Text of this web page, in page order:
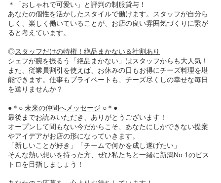
＊「おしゃれで可愛い」と評判の制服貸与！
あなたの個性を活かしたスタイルで働けます。スタッフが自分ら
しく、楽しく働いていることが、お店の良い雰囲気づくりに繋が
ると考えています。
◎スタッフだけの特権！絶品まかない＆社割あり
シェフが腕を振るう「絶品まかない」はスタッフからも大人気！
また、従業員割引を使えば、お休みの日もお得にチーズ料理を堪
能できます。仕事もプライベートも、チーズ尽くしの幸せな毎日
を送りませんか？
●＊○ 未来の仲間へメッセージ ○＊●
最後までお読みいただき、ありがとうございます！
オープンして間もない今だからこそ、あなたにしかできない提案
やアイデアがお店の形になっていきます。
「新しいことが好き」「チームで何かを成し遂げたい」
そんな熱い想いを持った方、ぜひ私たちと一緒に新潟No.1のビス
トロを目指しましょう！